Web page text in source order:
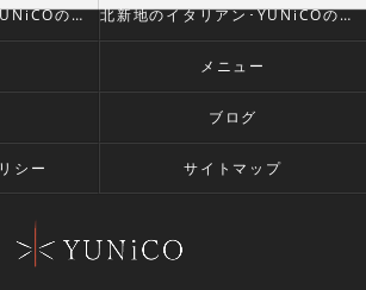
北新地のイタリアン･YUNiCOの評判 北新地のイタリアン･YUNiCOのお客様の声
メニュー
ブログ
シー サイトマップ